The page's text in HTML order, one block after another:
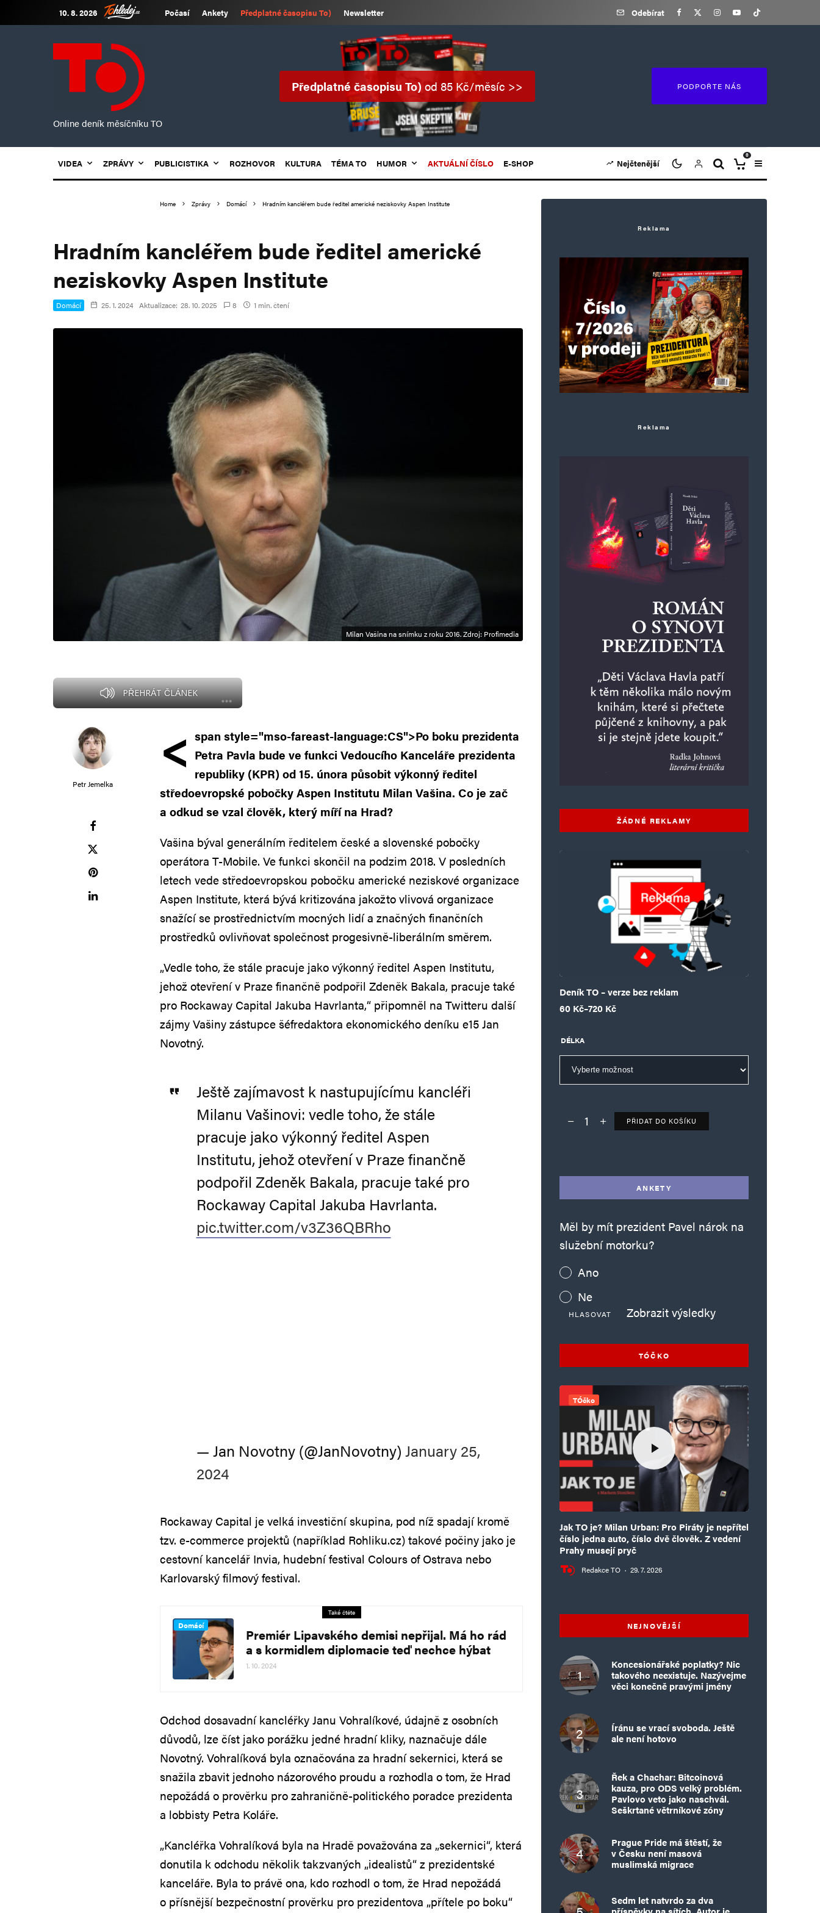
10. 8. 2026 Počasí Ankety Předplatné časopisu To) Newsletter Odebírat
Online deník měsíčníku TO
Předplatné časopisu To)od 85 Kč/měsíc >> PODPOŘTE NÁS
VIDEA ZPRÁVY PUBLICISTIKA ROZHOVOR KULTURA TÉMA TO HUMOR AKTUÁLNÍ ČÍSLO E-SHOP Nejčtenější
0
Home Zprávy Domácí Hradním kancléřem bude ředitel americké neziskovky Aspen Institute
Hradním kancléřem bude ředitel americké
neziskovky Aspen Institute
Domácí 25. 1. 2024 Aktualizace: 28. 10. 2025 8 1 min. čtení
Milan Vašina na snímku z roku 2016. Zdroj: Profimedia
PŘEHRÁT ČLÁNEK
Petr Jemelka
< span style="mso-fareast-language:CS">Po boku prezidenta
Petra Pavla bude ve funkci Vedoucího Kanceláře prezidenta
republiky (KPR) od 15. února působit výkonný ředitel
středoevropské pobočky Aspen Institutu Milan Vašina. Co je zač
a odkud se vzal člověk, který míří na Hrad?
Vašina býval generálním ředitelem české a slovenské pobočky
operátora T-Mobile. Ve funkci skončil na podzim 2018. V posledních
letech vede středoevropskou pobočku americké neziskové organizace
Aspen Institute, která bývá kritizována jakožto vlivová organizace
snažící se prostřednictvím mocných lidí a značných finančních
prostředků ovlivňovat společnost progesivně-liberálním směrem.
„Vedle toho, že stále pracuje jako výkonný ředitel Aspen Institutu,
jehož otevření v Praze finančně podpořil Zdeněk Bakala, pracuje také
pro Rockaway Capital Jakuba Havrlanta,“ připomněl na Twitteru další
zájmy Vašiny zástupce šéfredaktora ekonomického deníku e15 Jan
Novotný.
Ještě zajímavost k nastupujícímu kancléři
Milanu Vašinovi: vedle toho, že stále
pracuje jako výkonný ředitel Aspen
Institutu, jehož otevření v Praze finančně
podpořil Zdeněk Bakala, pracuje také pro
Rockaway Capital Jakuba Havrlanta.
pic.twitter.com/v3Z36QBRho
— Jan Novotny (@JanNovotny) January 25,
2024
Rockaway Capital je velká investiční skupina, pod níž spadají kromě
tzv. e-commerce projektů (například Rohliku.cz) takové počiny jako je
cestovní kancelář Invia, hudební festival Colours of Ostrava nebo
Karlovarský filmový festival.
Také čtěte
Domácí
Premiér Lipavského demisi nepřijal. Má ho rád
a s kormidlem diplomacie teď nechce hýbat
1. 10. 2024
Odchod dosavadní kancléřky Janu Vohralíkové, údajně z osobních
důvodů, lze číst jako porážku jedné hradní kliky, naznačuje dále
Novotný. Vohralíková byla označována za hradní sekernici, která se
snažila zbavit jednoho názorového proudu a rozhodla o tom, že Hrad
nepožádá o prověrku pro zahraničně-politického poradce prezidenta
a lobbisty Petra Koláře.
„Kancléřka Vohralíková byla na Hradě považována za „sekernici“, která
donutila k odchodu několik takzvaných „idealistů“ z prezidentské
kanceláře. Byla to právě ona, kdo rozhodl o tom, že Hrad nepožádá
o přísnější bezpečnostní prověrku pro prezidentova „přítele po boku“
Reklama
Reklama
ŽÁDNÉ REKLAMY
Deník TO – verze bez reklam
60 Kč–720 Kč
Rozpětí cen: 60 Kč až 720 Kč
DÉLKA
Deník TO – verze bez reklam množství
PŘIDAT DO KOŠÍKU
ANKETY
Měl by mít prezident Pavel nárok na
služební motorku?
Ano
Ne
HLASOVAT Zobrazit výsledky
TÓČKO
TÓčko
Jak TO je? Milan Urban: Pro Piráty je nepřítel
číslo jedna auto, číslo dvě člověk. Z vedení
Prahy musejí pryč
Redakce TO · 29. 7. 2026
NEJNOVĚJŠÍ
Koncesionářské poplatky? Nic
takového neexistuje. Nazývejme
věci konečně pravými jmény
Íránu se vrací svoboda. Ještě
ale není hotovo
Řek a Chachar: Bitcoinová
kauza, pro ODS velký problém.
Pavlovo veto jako naschvál.
Seškrtané větrníkové zóny
Prague Pride má štěstí, že
v Česku není masová
muslimská migrace
Sedm let natvrdo za dva